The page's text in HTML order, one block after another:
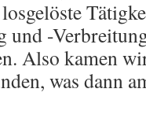
und -
Also kamen
was dann